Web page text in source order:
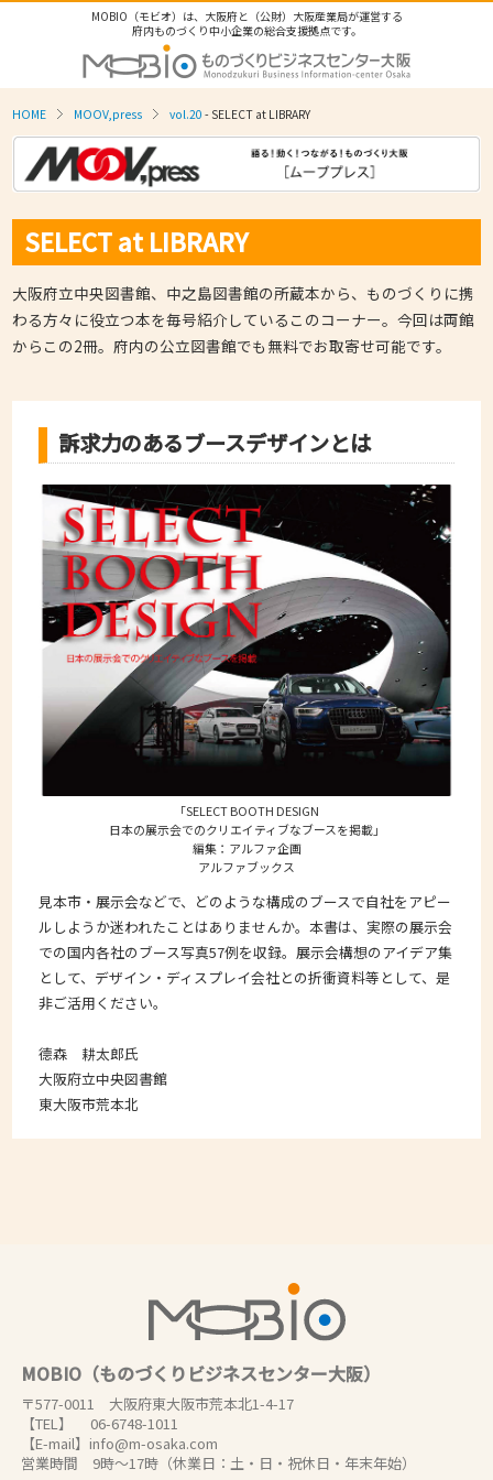
MOBIO（モビオ）は、大阪府と（公財）大阪産業局が運営する
府内ものづくり中小企業の総合支援拠点です。
HOME MOOV,press vol.20 - SELECT at LIBRARY
SELECT at LIBRARY
大阪府立中央図書館、中之島図書館の所蔵本から、ものづくりに携
わる方々に役立つ本を毎号紹介しているこのコーナー。今回は両館
からこの2冊。府内の公立図書館でも無料でお取寄せ可能です。
訴求力のあるブースデザインとは
「SELECT BOOTH DESIGN
日本の展示会でのクリエイティブなブースを掲載」
編集：アルファ企画
アルファブックス
見本市・展示会などで、どのような構成のブースで自社をアピー
ルしようか迷われたことはありませんか。本書は、実際の展示会
での国内各社のブース写真57例を収録。展示会構想のアイデア集
として、デザイン・ディスプレイ会社との折衝資料等として、是
非ご活用ください。
德森 耕太郎氏
大阪府立中央図書館
東大阪市荒本北
MOBIO（ものづくりビジネスセンター大阪）
〒577-0011 大阪府東大阪市荒本北1-4-17
【TEL】 06-6748-1011
【E-mail】info@m-osaka.com
営業時間 9時～17時（休業日：土・日・祝休日・年末年始）